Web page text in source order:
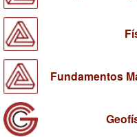
Fundamentos